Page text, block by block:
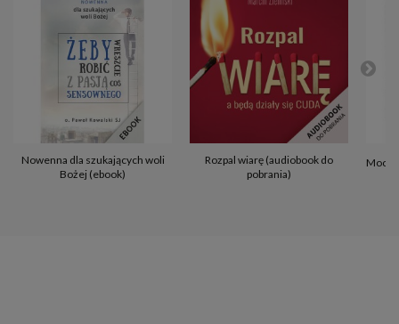
Nowenna dla szukających woli
Bożej (ebook)
Rozpal wiarę (audiobook do
pobrania)